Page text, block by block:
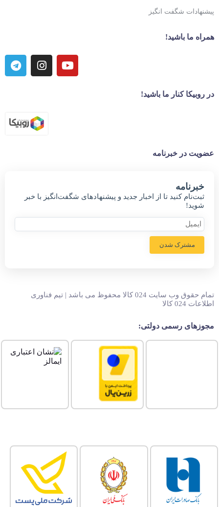
پیشنهادات شگفت انگیز
همراه ما باشید!
در روبیکا کنار ما باشید!
عضویت در خبرنامه
خبر‌نامه
ثبت‌نام کنید تا از اخبار جدید و پیشنهاد‌های شگفت‌انگیز با خبر
شوید!
مشترک شدن
تمام حقوق وب سایت 024 کالا محفوظ می باشد | تیم فناوری
اطلاعات 024 کالا
مجوزهای رسمی دولتی: